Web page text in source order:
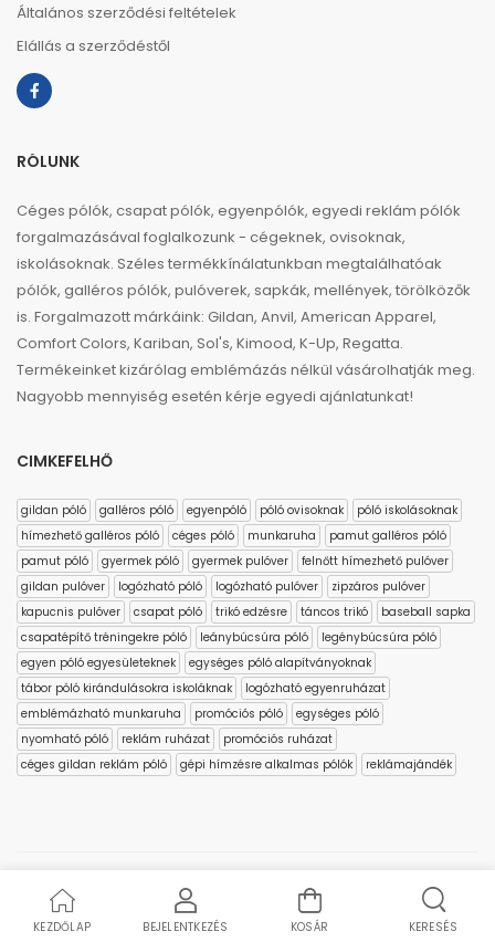
Általános szerződési feltételek
Elállás a szerződéstől
RÓLUNK
Céges pólók, csapat pólók, egyenpólók, egyedi reklám pólók
forgalmazásával foglalkozunk - cégeknek, ovisoknak,
iskolásoknak. Széles termékkínálatunkban megtalálhatóak
pólók, galléros pólók, pulóverek, sapkák, mellények, törölközők
is. Forgalmazott márkáink: Gildan, Anvil, American Apparel,
Comfort Colors, Kariban, Sol's, Kimood, K-Up, Regatta.
Termékeinket kizárólag emblémázás nélkül vásárolhatják meg.
Nagyobb mennyiség esetén kérje egyedi ajánlatunkat!
CIMKEFELHŐ
gildan póló galléros póló egyenpóló póló ovisoknak
póló iskolásoknak
hímezhető galléros póló
céges póló munkaruha
pamut galléros póló
pamut póló
gyermek póló gyermek pulóver
felnőtt hímezhető pulóver
gildan pulóver
logózható póló logózható pulóver
zipzáros pulóver
kapucnis pulóver
csapat póló trikó edzésre táncos trikó
baseball sapka
csapatépítő tréningekre póló
leánybúcsúra póló
legénybúcsúra póló
egyen póló egyesületeknek
egységes póló alapítványoknak
tábor póló kirándulásokra iskoláknak
logózható egyenruházat
emblémázható munkaruha
promóciós póló
egységes póló
nyomható póló
reklám ruházat
promóciós ruházat
céges gildan reklám póló
gépi hímzésre alkalmas pólók reklámajándék
Copyright © 2023 polo4you.hu
KEZDŐLAP BEJELENTKEZÉS KOSÁR KERESÉS